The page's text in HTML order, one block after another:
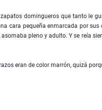
domingueros que tanto le
cara pequeña enmarcada por
pleno y adulto. Y se reía
eran de color marrón, quizá